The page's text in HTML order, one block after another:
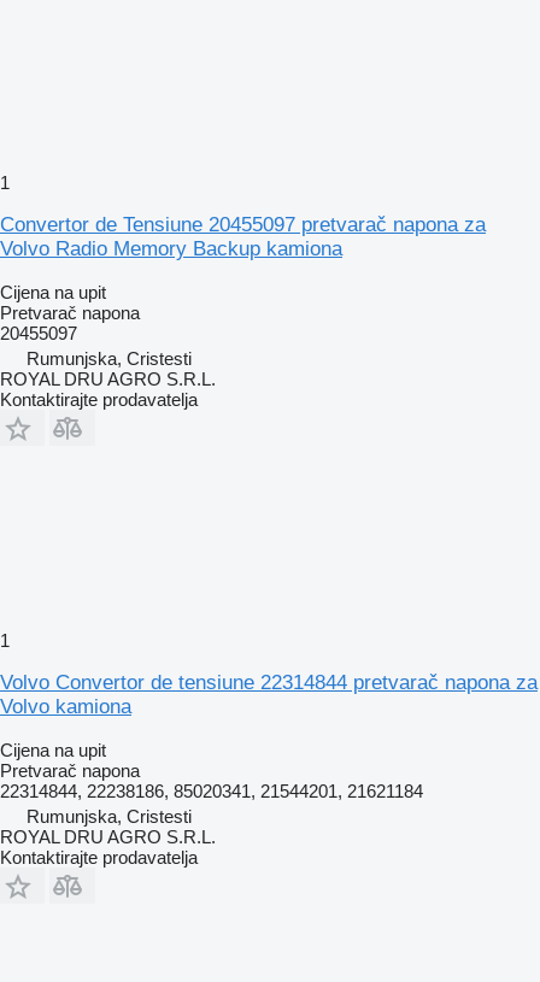
1
Convertor de Tensiune 20455097 pretvarač napona za
Volvo Radio Memory Backup kamiona
Cijena na upit
Pretvarač napona
20455097
Rumunjska, Cristesti
ROYAL DRU AGRO S.R.L.
Kontaktirajte prodavatelja
1
Volvo Convertor de tensiune 22314844 pretvarač napona za
Volvo kamiona
Cijena na upit
Pretvarač napona
22314844, 22238186, 85020341, 21544201, 21621184
Rumunjska, Cristesti
ROYAL DRU AGRO S.R.L.
Kontaktirajte prodavatelja